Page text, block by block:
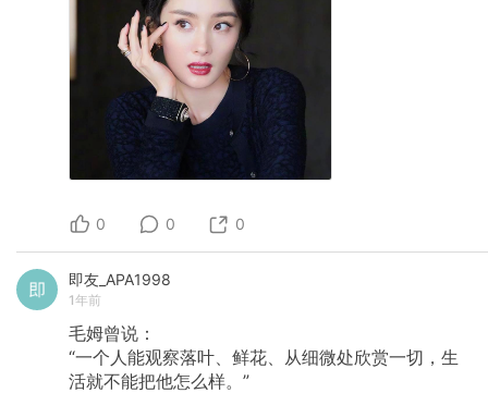
0 0 0
即友_APA1998
1年前
毛姆曾说：
“一个人能观察落叶、鲜花、从细微处欣赏一切，生
活就不能把他怎么样。”